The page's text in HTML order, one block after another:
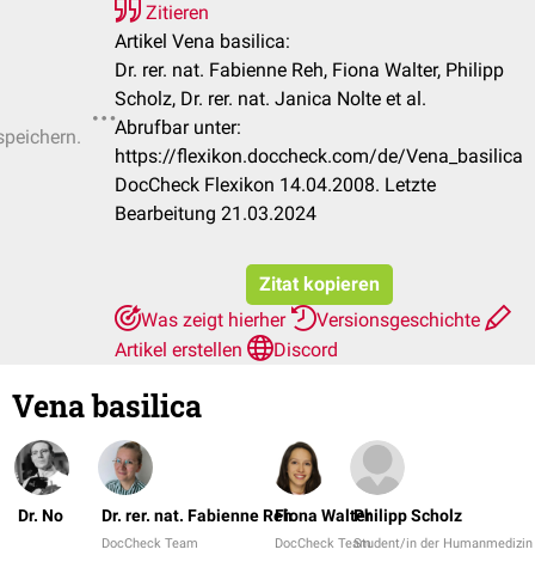
Zitieren
Artikel Vena basilica:
Dr. rer. nat. Fabienne Reh, Fiona Walter, Philipp
Scholz, Dr. rer. nat. Janica Nolte et al.
Abrufbar unter:
https://flexikon.doccheck.com/de/Vena_basilica
DocCheck Flexikon 14.04.2008. Letzte
Bearbeitung 21.03.2024
Zitat kopieren
Was zeigt hierher
Versionsgeschichte
Artikel erstellen
Discord
Vena basilica
Dr. No Dr. rer. nat. Fabienne Reh
DocCheck Team
Fiona Walter
DocCheck Team
Philipp Scholz
Student/in der Humanmedizin